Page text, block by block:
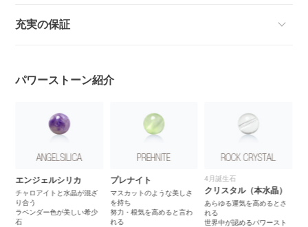
充実の保証
パワーストーン紹介
エンジェルシリカ
チャロアイトと水晶が混ざ
り合う
ラベンダー色が美しい希少
石
プレナイト
マスカットのような美しさ
を持ち
努力・根気を高めると言わ
れる
4月誕生石
クリスタル（本水晶）
あらゆる運気を高めるとさ
れる
世界中が認めるパワースト